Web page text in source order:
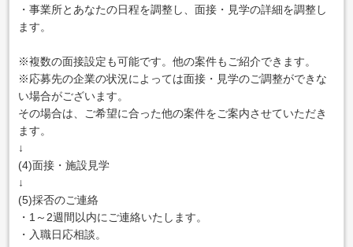
・事業所とあなたの日程を調整し、面接・見学の詳細を調整し
ます。
※複数の面接設定も可能です。他の案件もご紹介できます。
※応募先の企業の状況によっては面接・見学のご調整ができな
い場合がございます。
その場合は、ご希望に合った他の案件をご案内させていただき
ます。
↓
(4)面接・施設見学
↓
(5)採否のご連絡
・1～2週間以内にご連絡いたします。
・入職日応相談。